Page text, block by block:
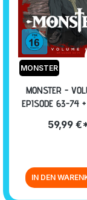
MONSTER
MONSTER -
EPISODE 63-74
59,99
IN DEN